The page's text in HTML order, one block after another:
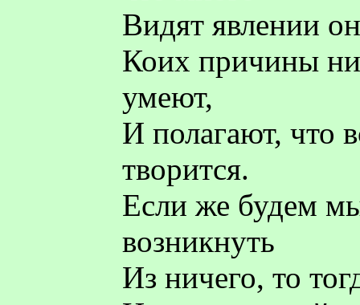
Видят явлении
Коих причины
умеют,
И полагают, что
творится.
Если же будем
возникнуть
Из ничего, то